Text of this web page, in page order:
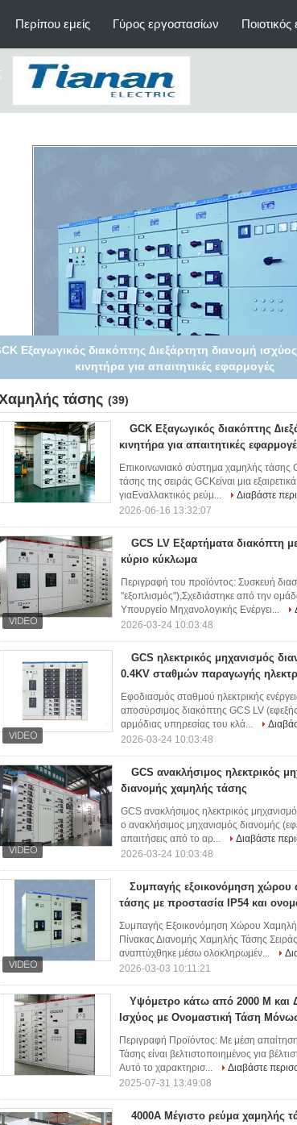
Περίπου εμείς Γύρος εργοστασίων
Εξαγωγικός διακόπτης ∆ιεξάρτητη διανομή ισχύος
κινητήρα για απαιτητικές εφαρμογές
τάσης (39)
GCK Εξαγωγικός διακόπτης
κινητήρα για απαιτητικές
Επικοινωνιακό σύστημα χαμηλής
τάσης της σειράς GCKείναι μια
γιαΕναλλακτικός ρεύμ...
Διαβάστε
2026-06-16 13:32:07
GCS LV Εξαρτήματα διακόπτη
κύριο κύκλωμα
Περιγραφή του προϊόντος: Συσκευή
"εξοπλισμός"),Σχεδιάστηκε από την
Υπουργείο Μηχανολογικής Ενέργει...
2026-03-24 10:03:48
GCS ηλεκτρικός μηχανισμός
0.4KV σταθμών παραγωγής
Εφοδιασμός σταθμού ηλεκτρικής
αποσύρσιμος διακόπτης GCS LV
αρμόδιας υπηρεσίας του κλά...
2026-03-24 10:03:48
GCS ανακλήσιμος ηλεκτρικός
διανομής χαμηλής τάσης
GCS ανακλήσιμος ηλεκτρικός
ο ανακλήσιμος μηχανισμός διανομής
απαιτήσεις από το αρ...
Διαβάστε
2026-03-24 10:03:48
Συμπαγής εξοικονόμηση
τάσης με προστασία IP54 και
Συμπαγής Εξοικονόμηση Χώρου
Πίνακας Διανομής Χαμηλής Τάσης
αναπτύχθηκε μέσω ολοκληρωμέν...
2026-03-03 10:11:21
Υψόμετρο κάτω από 2000 M και
Ισχύος με Ονομαστική Τάση
Περιγραφή Προϊόντος: Με μέση
Τάσης είναι βελτιστοποιημένος για
Αυτό το χαρακτηρισ...
Διαβάστε
2025-07-31 13:49:08
4000A Μέγιστο ρεύμα χαμηλής